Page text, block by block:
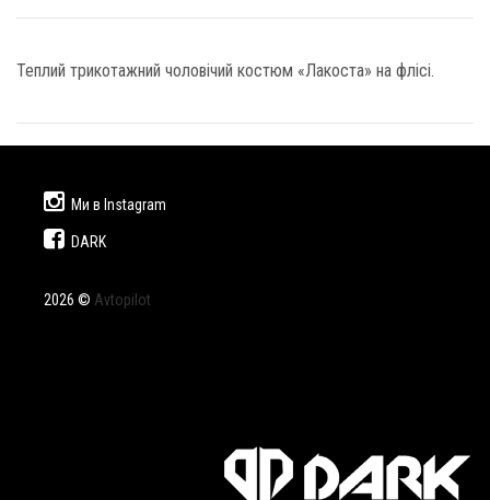
Теплий трикотажний чоловічий костюм «Лакоста» на флісі.
Ми в Instagram
DARK
2026 © Avtopilot